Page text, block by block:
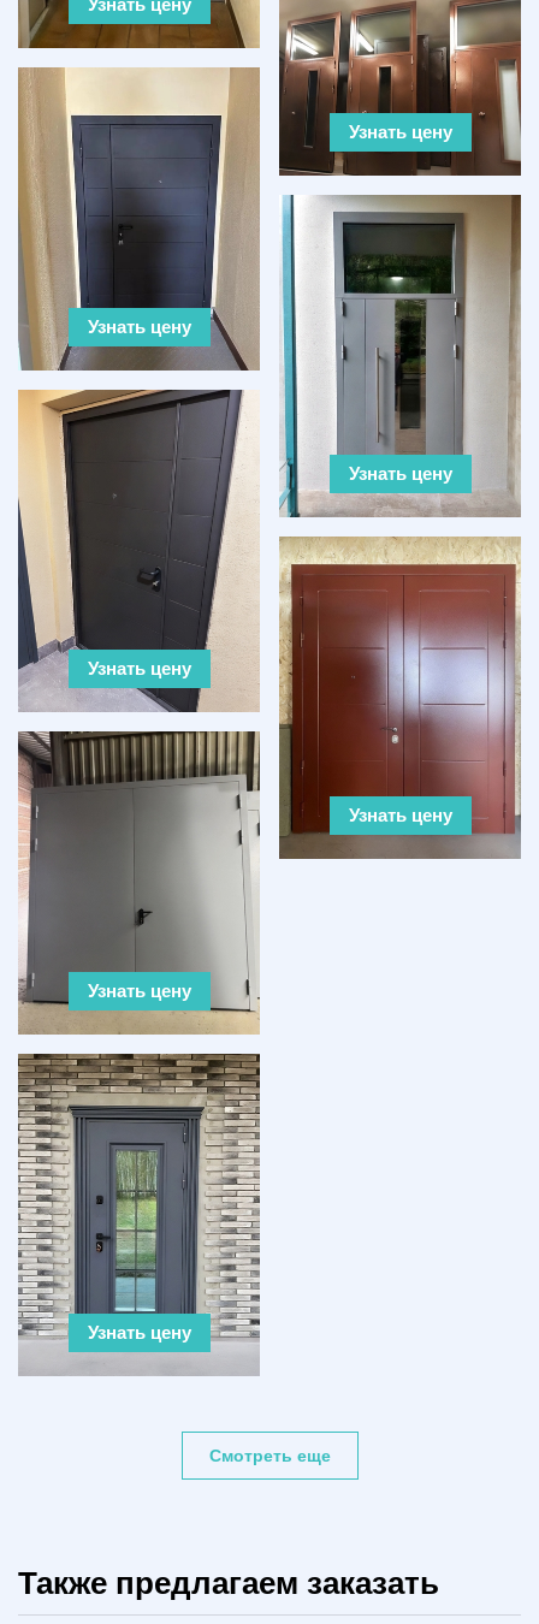
Узнать цену
Узнать цену
Узнать цену
Узнать цену
Узнать цену
Узнать цену
Узнать цену
Узнать цену
Смотреть еще
Также предлагаем заказать